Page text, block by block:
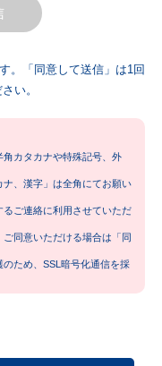
。「同意して送信」は1回
い。
カタカナや特殊記号、外
ナ、漢字」は全角にてお願い
ご連絡に利用させていただ
ご同意いただける場合は「同
ため、SSL暗号化通信を採